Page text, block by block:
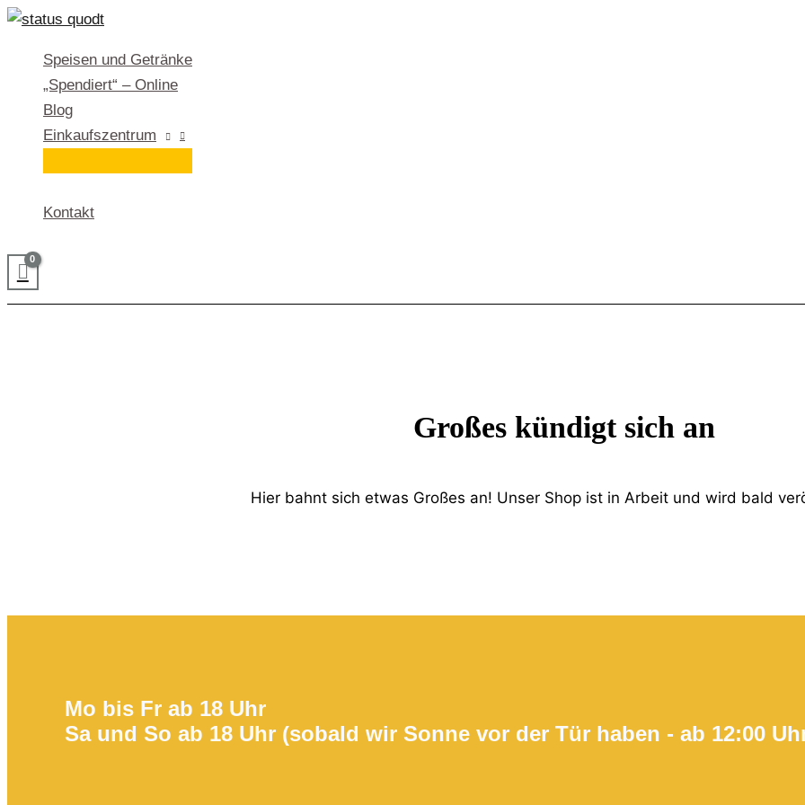
Zum
springenSpeisen und Getränke
„Spendiert“ – Online
Blog
Einkaufszentrum
Kontakt
Großes kündigt sich an
Hier bahnt sich etwas Großes an! Unser Shop ist in Arbeit und wird bald
Mo bis Fr ab 18 Uhr
Sa und So ab 18 Uhr (sobald wir Sonne vor der Tür haben - ab 12:00